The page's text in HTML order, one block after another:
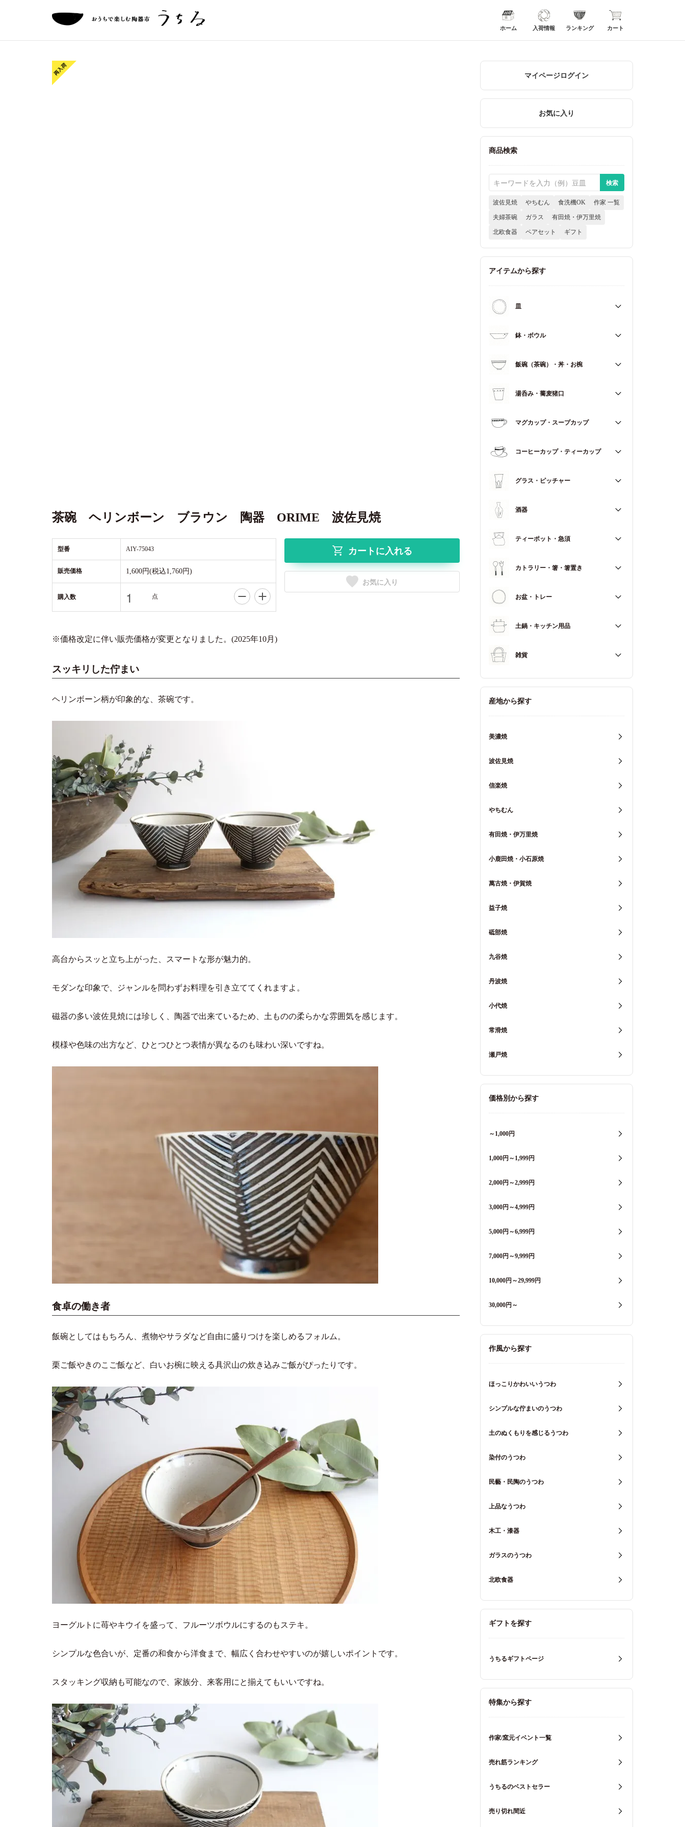
ホーム 入荷情報 ランキング カート
茶碗 ヘリンボーン ブラウン 陶器 ORIME 波佐見焼
型番 AIY-75043
販売価格 1,600円(税込1,760円)
購入数 点
カートに入れる
お気に入り
※価格改定に伴い販売価格が変更となりました。(2025年10月)
スッキリした佇まい
ヘリンボーン柄が印象的な、茶碗です。
高台からスッと立ち上がった、スマートな形が魅力的。
モダンな印象で、ジャンルを問わずお料理を引き立ててくれますよ。
磁器の多い波佐見焼には珍しく、陶器で出来ているため、土ものの柔らかな雰囲気を感じます。
模様や色味の出方など、ひとつひとつ表情が異なるのも味わい深いですね。
食卓の働き者
飯碗としてはもちろん、煮物やサラダなど自由に盛りつけを楽しめるフォルム。
栗ご飯やきのこご飯など、白いお椀に映える具沢山の炊き込みご飯がぴったりです。
ヨーグルトに苺やキウイを盛って、フルーツボウルにするのもステキ。
シンプルな色合いが、定番の和食から洋食まで、幅広く合わせやすいのが嬉しいポイントです。
スタッキング収納も可能なので、家族分、来客用にと揃えてもいいですね。
マイページログイン
お気に入り
商品検索
波佐見焼 やちむん 食洗機OK 作家 一覧
夫婦茶碗 ガラス 有田焼・伊万里焼
北欧食器 ペアセット ギフト
アイテムから探す
皿
すべて
取皿・中皿（15～20cm）
鉢・ボウル
すべて
中鉢（13～17cm）
飯碗（茶碗）・丼・お椀
すべて
丼（どんぶり）
湯呑み・蕎麦猪口
蕎麦猪口（そばちょこ）
マグカップ・スープカップ
スープカップ
コーヒーカップ・ティーカップ
グラス・ピッチャー
すべて
酒器
お猪口（おちょこ）
ティーポット・急須
カトラリー・箸・箸置き
すべて
箸
お盆・トレー
すべて
土鍋・キッチン用品
すべて
キッチン用品
重箱・弁当箱
雑貨
すべて
産地から探す
美濃焼
波佐見焼
信楽焼
やちむん
有田焼・伊万里焼
小鹿田焼・小石原焼
萬古焼・伊賀焼
益子焼
砥部焼
九谷焼
丹波焼
小代焼
常滑焼
瀬戸焼
価格別から探す
～1,000円
1,000円～1,999円
2,000円～2,999円
3,000円～4,999円
5,000円～6,999円
7,000円～9,999円
10,000円～29,999円
30,000円～
作風から探す
ほっこりかわいいうつわ
シンプルな佇まいのうつわ
土のぬくもりを感じるうつわ
染付のうつわ
民藝・民陶のうつわ
上品なうつわ
木工・漆器
ガラスのうつわ
北欧食器
ギフトを探す
うちるギフトページ
特集から探す
作家/窯元イベント一覧
売れ筋ランキング
うちるのベストセラー
売り切れ間近